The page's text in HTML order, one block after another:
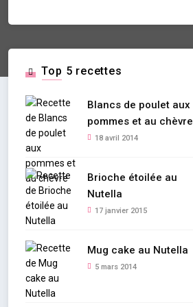
Top 5 recettes
Blancs de poulet aux
pommes et au chèvre
18 avril 2014
Brioche étoilée au
Nutella
17 janvier 2015
Mug cake au Nutella
5 mars 2014